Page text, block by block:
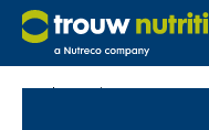
Blog: